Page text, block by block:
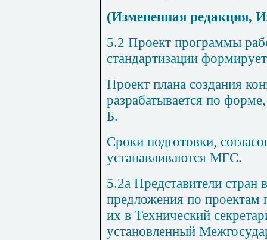
(Измененная редакция,
5.2 Проект программы
стандартизации
Проект плана создания
разрабатывается по
Б.
Сроки подготовки,
устанавливаются МГС.
5.2а Представители
предложения по проектам
их в Технический
установленный